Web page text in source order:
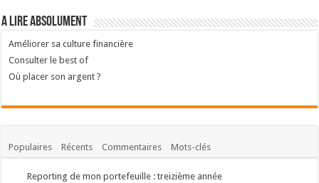
A lire absolument
Améliorer sa culture financière
Consulter le best of
Où placer son argent ?
Populaires Récents Commentaires Mots-clés
Reporting de mon portefeuille : treizième année